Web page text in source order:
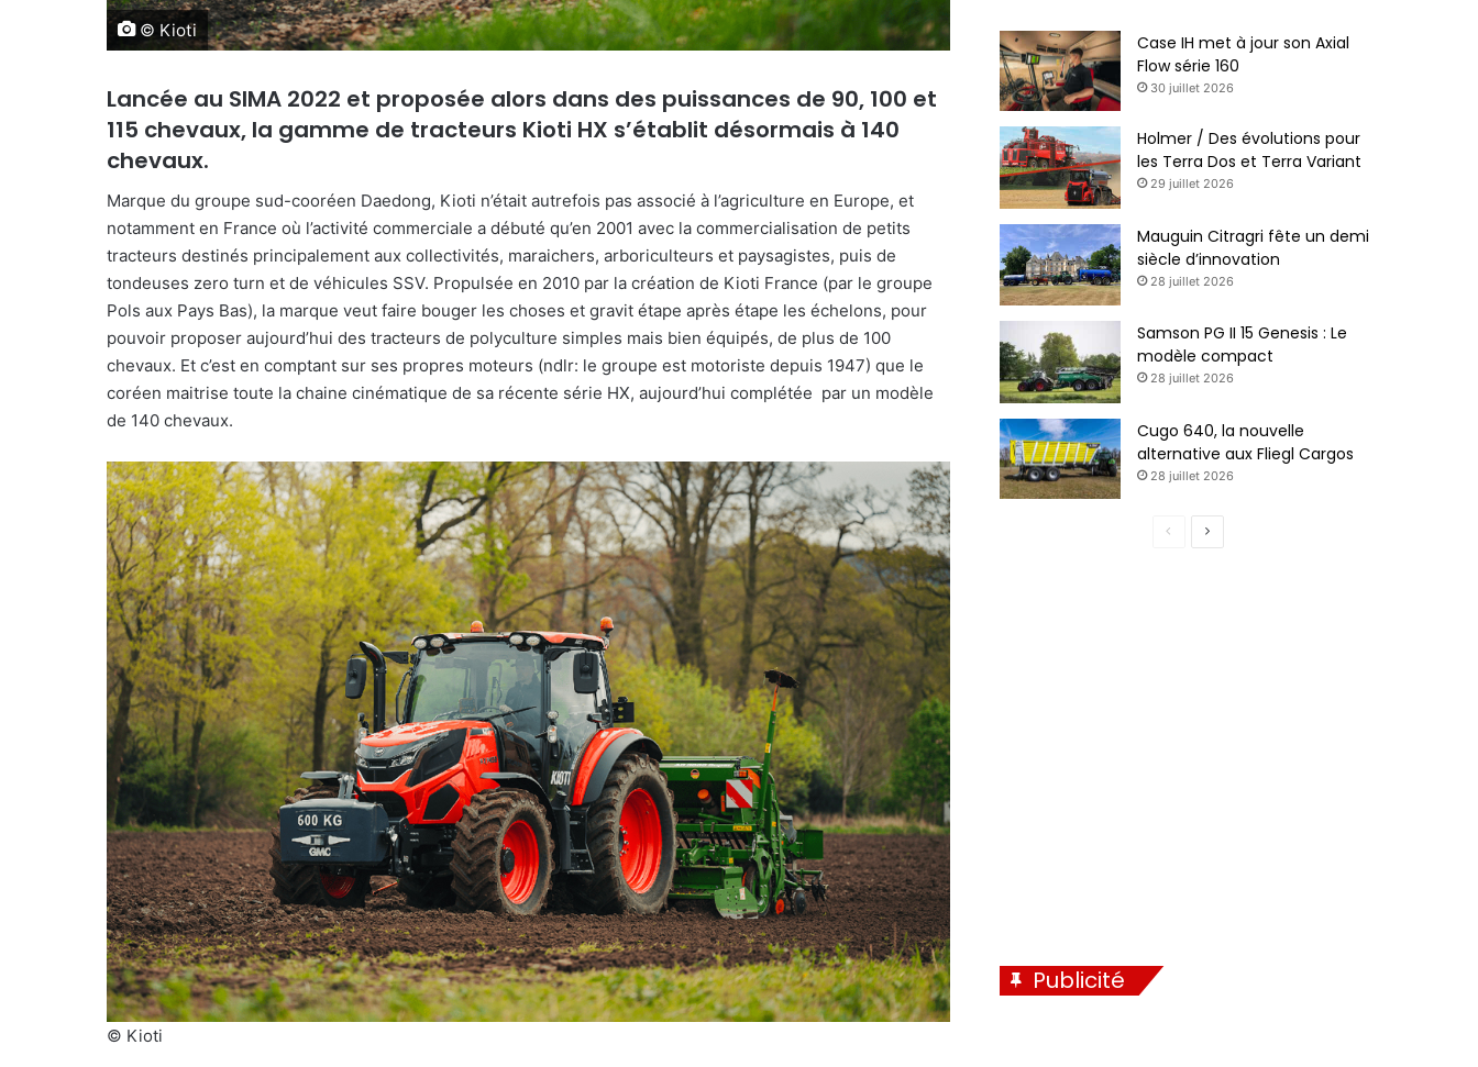
© Kioti
Lancée au SIMA 2022 et proposée alors dans des puissances de 90, 100 et
115 chevaux, la gamme de tracteurs Kioti HX s’établit désormais à 140
chevaux.
Marque du groupe sud-cooréen Daedong, Kioti n’était autrefois pas associé à l’agriculture en Europe, et
notamment en France où l’activité commerciale a débuté qu’en 2001 avec la commercialisation de petits
tracteurs destinés principalement aux collectivités, maraichers, arboriculteurs et paysagistes, puis de
tondeuses zero turn et de véhicules SSV. Propulsée en 2010 par la création de Kioti France (par le groupe
Pols aux Pays Bas), la marque veut faire bouger les choses et gravit étape après étape les échelons, pour
pouvoir proposer aujourd’hui des tracteurs de polyculture simples mais bien équipés, de plus de 100
chevaux. Et c’est en comptant sur ses propres moteurs (ndlr: le groupe est motoriste depuis 1947) que le
coréen maitrise toute la chaine cinématique de sa récente série HX, aujourd’hui complétée par un modèle
de 140 chevaux.
© Kioti
Case IH met à jour son Axial
Flow série 160
30 juillet 2026
Holmer / Des évolutions pour
les Terra Dos et Terra Variant
29 juillet 2026
Mauguin Citragri fête un demi
siècle d’innovation
28 juillet 2026
Samson PG II 15 Genesis : Le
modèle compact
28 juillet 2026
Cugo 640, la nouvelle
alternative aux Fliegl Cargos
28 juillet 2026
Page
Publicité